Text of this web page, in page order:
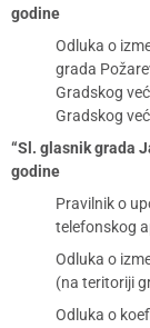
godine
Odluka o
grada
Gradskog
Gradskog
“Sl. glasnik grada
godine
Pravilnik o
telefonskog
Odluka o
(na teritoriji
Odluka o